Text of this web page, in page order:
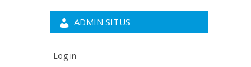
ADMIN SITUS
Log in